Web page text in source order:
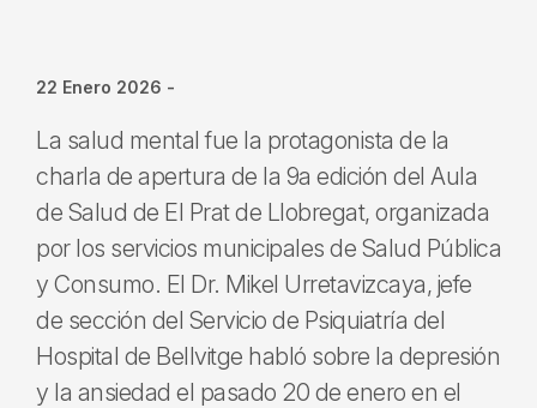
22 Enero 2026 -
La salud mental fue la protagonista de la
charla de apertura de la 9a edición del Aula
de Salud de El Prat de Llobregat, organizada
por los servicios municipales de Salud Pública
y Consumo. El Dr. Mikel Urretavizcaya, jefe
de sección del Servicio de Psiquiatría del
Hospital de Bellvitge habló sobre la depresión
y la ansiedad el pasado 20 de enero en el